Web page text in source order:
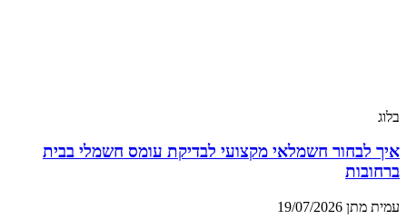
בלוג
איך לבחור חשמלאי מקצועי לבדיקת עומס חשמלי בבית
ברחובות
עמית מתן 19/07/2026